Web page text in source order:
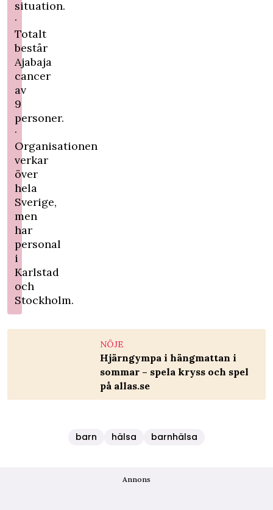
situation.
·
Totalt
består
Ajabaja
cancer
av
9
personer.
·
Organisationen
verkar
över
hela
Sverige,
men
har
personal
i
Karlstad
och
Stockholm.
NÖJE
Hjärngympa i hängmattan i
sommar – spela kryss och spel
på allas.se
barn hälsa barnhälsa
Annons